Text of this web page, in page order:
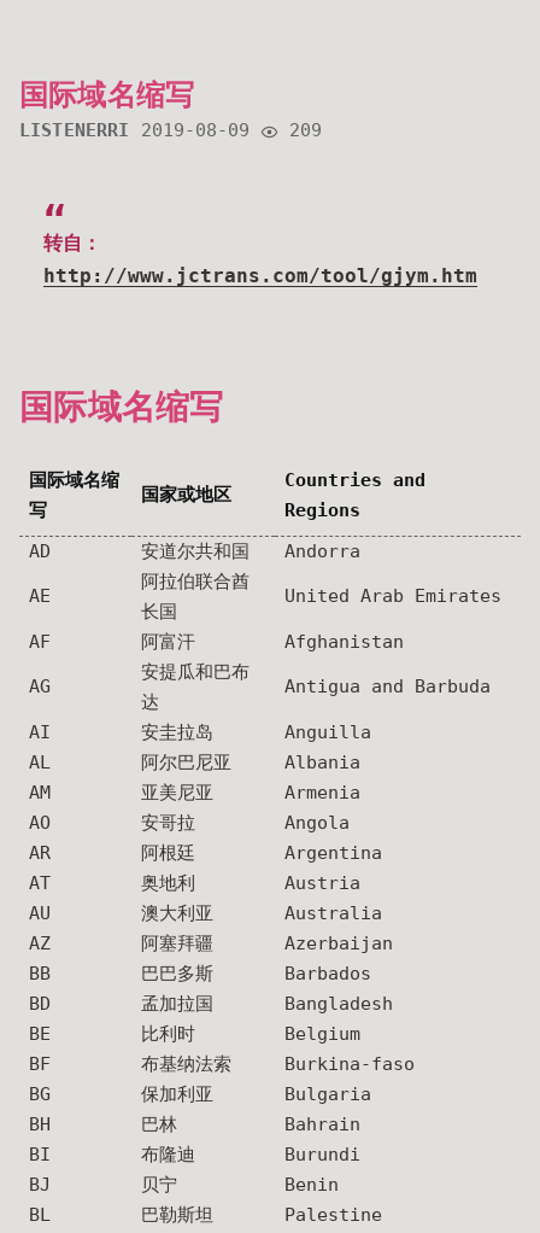
国际域名缩写
LISTENERRI 2019-08-09 209
转自：
http://www.jctrans.com/tool/gjym.htm
国际域名缩写
国际域名缩
写
国家或地区
Countries and
Regions
AD
安道尔共和国 Andorra
AE
阿拉伯联合酋
长国
United Arab Emirates
AF 阿富汗 Afghanistan
AG
安提瓜和巴布
达
Antigua and Barbuda
AI 安圭拉岛
Anguilla
AL
阿尔巴尼亚
Albania
AM
亚美尼亚
Armenia
AO
安哥拉
Angola
AR
阿根廷
Argentina
AT
奥地利
Austria
AU
澳大利亚
Australia
AZ
阿塞拜疆
Azerbaijan
BB
巴巴多斯
Barbados
BD
孟加拉国
Bangladesh
BE
比利时
Belgium
BF
布基纳法索
Burkina-faso
BG
保加利亚
Bulgaria
BH
巴林
Bahrain
BI
布隆迪
Burundi
BJ
贝宁
Benin
BL
巴勒斯坦
Palestine